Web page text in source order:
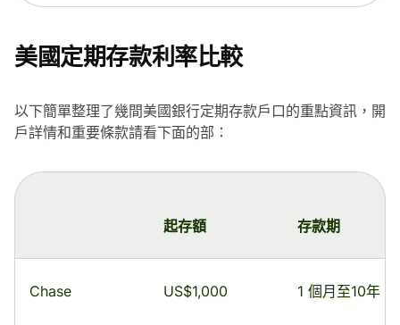
美國定期存款利率比較
以下簡單整理了幾間美國銀行定期存款戶口的重點資訊，開
戶詳情和重要條款請看下面的部：
起存額 存款期
Chase US$1,000 1 個月至10年